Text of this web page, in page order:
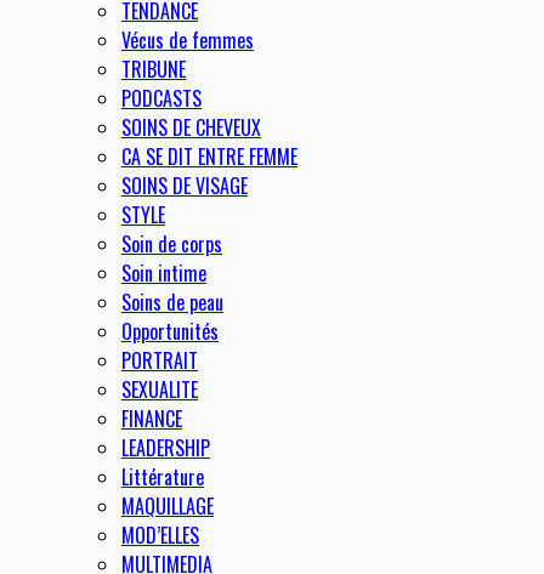
TENDANCE
Vécus de femmes
TRIBUNE
PODCASTS
SOINS DE CHEVEUX
CA SE DIT ENTRE FEMME
SOINS DE VISAGE
STYLE
Soin de corps
Soin intime
Soins de peau
Opportunités
PORTRAIT
SEXUALITE
FINANCE
LEADERSHIP
Littérature
MAQUILLAGE
MOD’ELLES
MULTIMEDIA